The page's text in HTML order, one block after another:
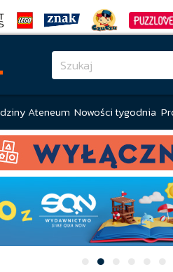
Ateneum Nowości tygodnia